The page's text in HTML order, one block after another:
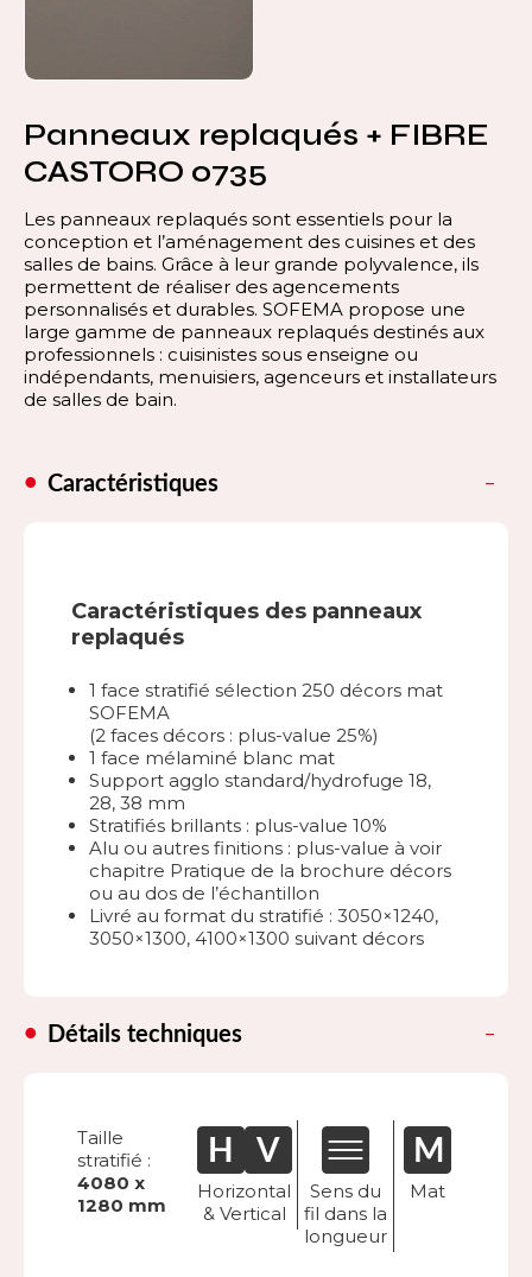
Panneaux replaqués + FIBRE
CASTORO 0735
Les panneaux replaqués sont essentiels pour la
conception et l’aménagement des cuisines et des
salles de bains. Grâce à leur grande polyvalence, ils
permettent de réaliser des agencements
personnalisés et durables. SOFEMA propose une
large gamme de panneaux replaqués destinés aux
professionnels : cuisinistes sous enseigne ou
indépendants, menuisiers, agenceurs et installateurs
de salles de bain.
Caractéristiques
Caractéristiques des panneaux
replaqués
1 face stratifié sélection 250 décors mat
SOFEMA
(2 faces décors : plus-value 25%)
1 face mélaminé blanc mat
Support agglo standard/hydrofuge 18,
28, 38 mm
Stratifiés brillants : plus-value 10%
Alu ou autres finitions : plus-value à voir
chapitre Pratique de la brochure décors
ou au dos de l’échantillon
Livré au format du stratifié : 3050×1240,
3050×1300, 4100×1300 suivant décors
Détails techniques
Taille
stratifié :
4080 x
1280 mm
Horizontal
& Vertical
Sens du
fil dans la
longueur
Mat